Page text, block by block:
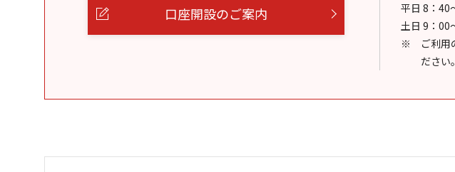
口座開設のご案内
平日 8：40
土日 9：00
ご利用
ださい。